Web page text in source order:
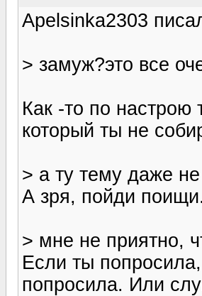
Apelsinka2303
> замуж?это все
Как -то по настрою
который ты не
> а ту тему даже
А зря, пойди
> мне не приятно,
Если ты
попросила. Или